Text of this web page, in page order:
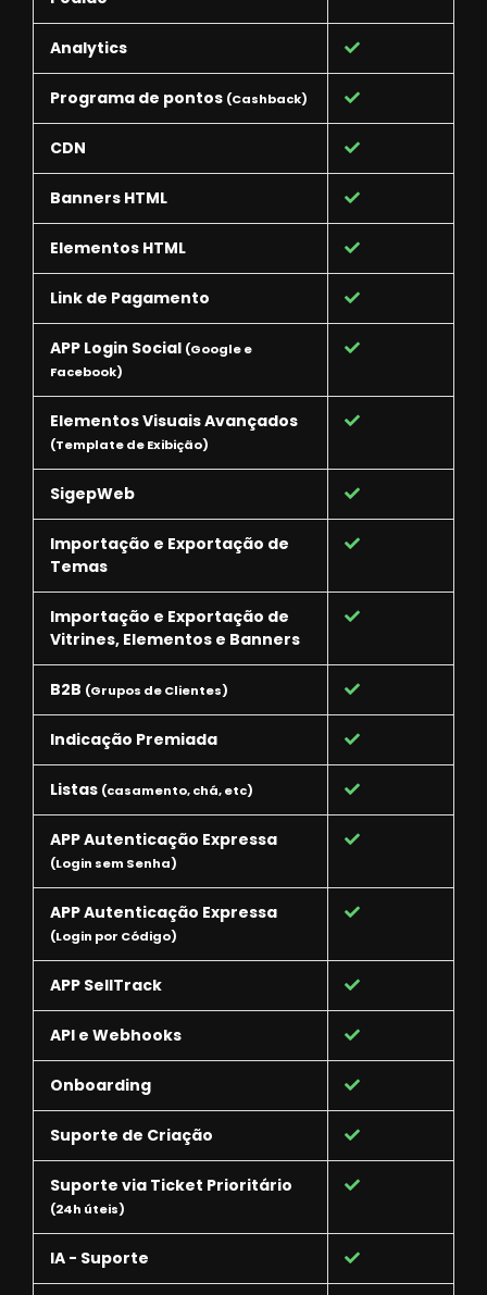
Analytics
Programa de pontos (Cashback)
CDN
Banners HTML
Elementos HTML
Link de Pagamento
APP Login Social (Google e
Facebook)
Elementos Visuais Avançados
(Template de Exibição)
SigepWeb
Importação e Exportação de
Temas
Importação e Exportação de
Vitrines, Elementos e Banners
B2B (Grupos de Clientes)
Indicação Premiada
Listas (casamento, chá, etc)
APP Autenticação Expressa
(Login sem Senha)
APP Autenticação Expressa
(Login por Código)
APP SellTrack
API e Webhooks
Onboarding
Suporte de Criação
Suporte via Ticket Prioritário
(24h úteis)
IA - Suporte